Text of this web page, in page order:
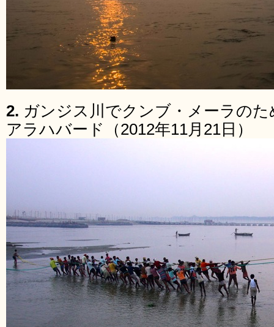
2. ガンジス川でクンブ・メーラの
アラハバード（2012年11月21日）